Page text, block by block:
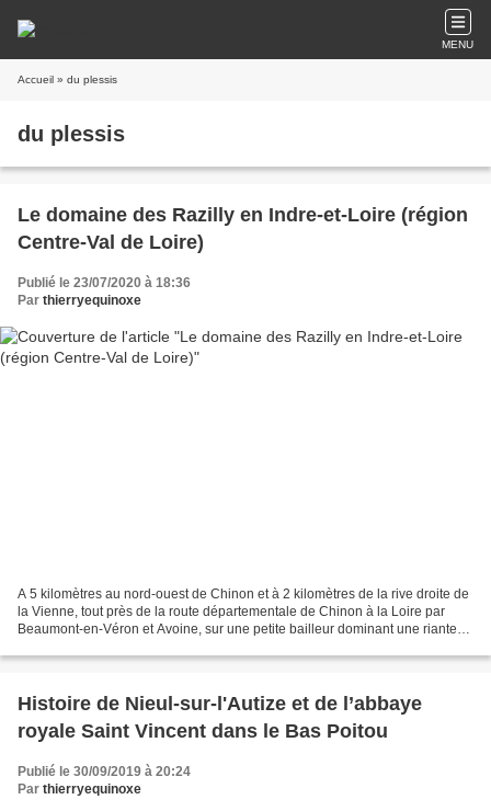
MENU
Accueil » du plessis
du plessis
Le domaine des Razilly en Indre-et-Loire (région
Centre-Val de Loire)
Publié le 23/07/2020 à 18:36
Par thierryequinoxe
A 5 kilomètres au nord-ouest de Chinon et à 2 kilomètres de la rive droite de
la Vienne, tout près de la route départementale de Chinon à la Loire par
Beaumont-en-Véron et Avoine, sur une petite bailleur dominant une riante
Histoire de Nieul-sur-l'Autize et de l’abbaye
royale Saint Vincent dans le Bas Poitou
Publié le 30/09/2019 à 20:24
Par thierryequinoxe